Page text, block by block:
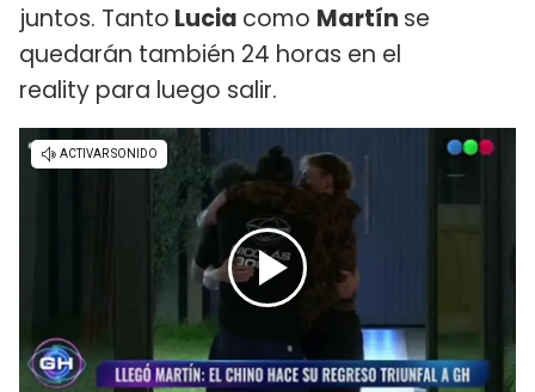
juntos. Tanto Lucia como Martín se
quedarán también 24 horas en el
reality para luego salir.